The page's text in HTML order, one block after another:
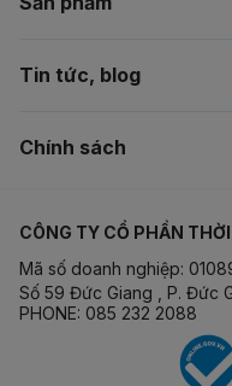
Tin tức, blog
Chính sách
CÔNG TY CỔ PHẦN
Mã số doanh nghiệp:
Số 59 Đức Giang , P. Đức
PHONE: 085 232 2088